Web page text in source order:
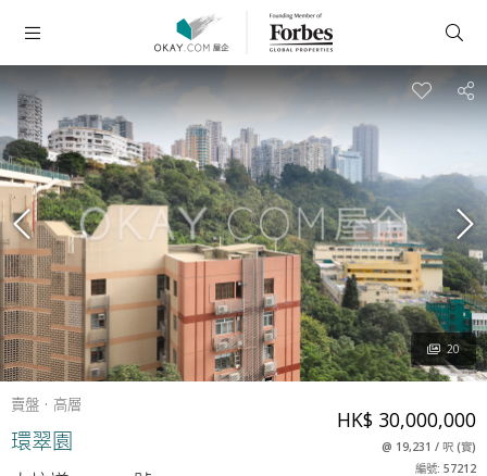
賣盤 高層
環翠園
HK$ 30,000,000
@ 19,231 / 呎(實)
編號: 57212
20